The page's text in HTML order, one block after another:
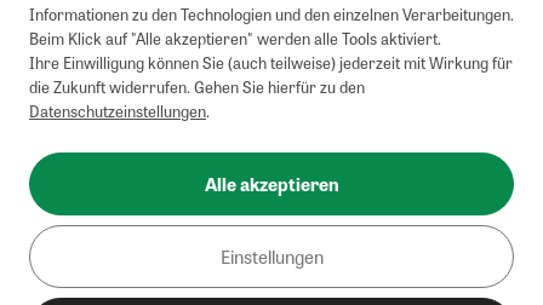
Informationen zu den Technologien und den einzelnen Verarbeitungen.
Beim Klick auf "Alle akzeptieren" werden alle Tools aktiviert.
Ihre Einwilligung können Sie (auch teilweise) jederzeit mit Wirkung für
die Zukunft widerrufen. Gehen Sie hierfür zu den
Datenschutzeinstellungen.
Alle akzeptieren
Einstellungen